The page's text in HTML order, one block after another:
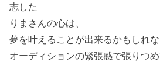
志した
りまさんの心は、
夢を叶えることが出来るかもしれ
オーディションの緊張感で張りつめ